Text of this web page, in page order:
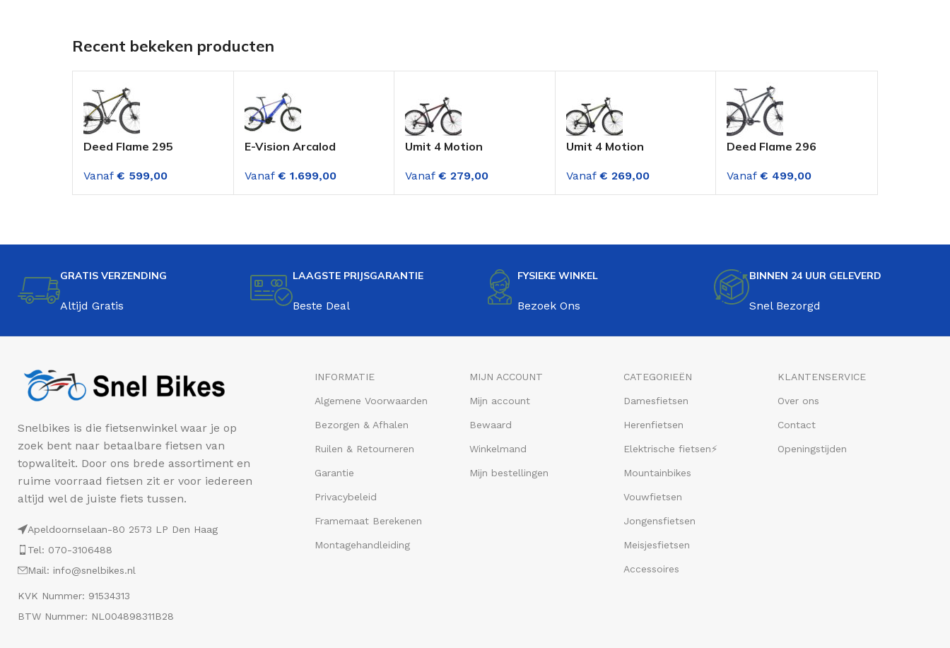
Recent bekeken producten
Deed Flame 295
M.disc 24 Versnellingen
Zwart-geel
Vanaf € 599,00
E-Vision Arcalod
Mountainbike 27,5 Inch
Blauw Middenmotor 9
Vanaf € 1.699,00
Umit 4 Motion
Heer 21 Versnellingen
Zwart-Rood
Vanaf € 279,00
Umit 4 Motion
Heer 21 Versnellingen
Zwart Geel
Vanaf € 269,00
Deed Flame 296
M.disc 21 Versnellingen
Donkergrijs-zwart
Vanaf € 499,00
GRATIS VERZENDING
Altijd Gratis
LAAGSTE PRIJSGARANTIE
Beste Deal
FYSIEKE WINKEL
Bezoek Ons
BINNEN 24 UUR GELEVERD
Snel Bezorgd
Snelbikes is die fietsenwinkel waar je op
zoek bent naar betaalbare fietsen van
topwaliteit. Door ons brede assortiment en
ruime voorraad fietsen zit er voor iedereen
altijd wel de juiste fiets tussen.
Apeldoornselaan-80 2573 LP Den Haag
Tel: 070-3106488
Mail: info@snelbikes.nl
KVK Nummer: 91534313
BTW Nummer: NL004898311B28
INFORMATIE
Algemene Voorwaarden
Bezorgen & Afhalen
Ruilen & Retourneren
Garantie
Privacybeleid
Framemaat Berekenen
Montagehandleiding
MIJN ACCOUNT
Mijn account
Bewaard
Winkelmand
Mijn bestellingen
CATEGORIEËN
Damesfietsen
Herenfietsen
Elektrische fietsen⚡
Mountainbikes
Vouwfietsen
Jongensfietsen
Meisjesfietsen
Accessoires
KLANTENSERVICE
Over ons
Contact
Openingstijden